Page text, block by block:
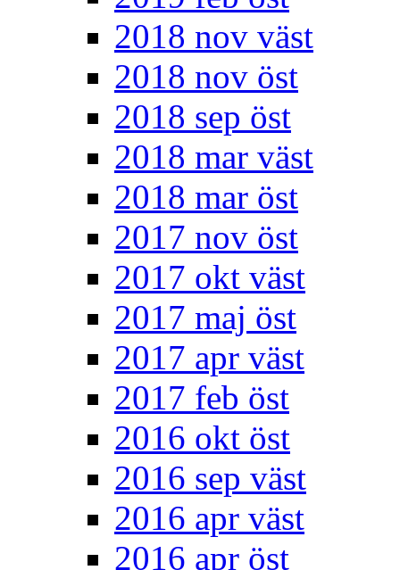
2018 nov väst
2018 nov öst
2018 sep öst
2018 mar väst
2018 mar öst
2017 nov öst
2017 okt väst
2017 maj öst
2017 apr väst
2017 feb öst
2016 okt öst
2016 sep väst
2016 apr väst
2016 apr öst